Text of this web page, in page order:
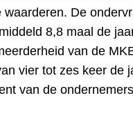
waarderen. De
8,8 maal de
van de
vier tot zes keer de
van de